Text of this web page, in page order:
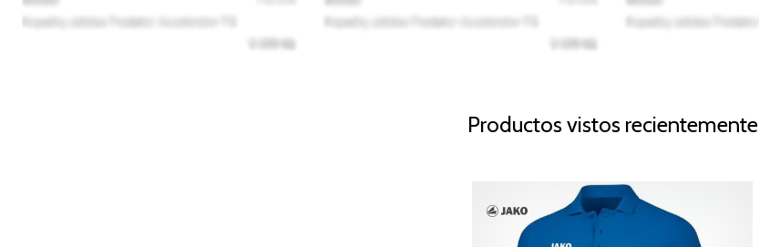
Productos vistos recientemente